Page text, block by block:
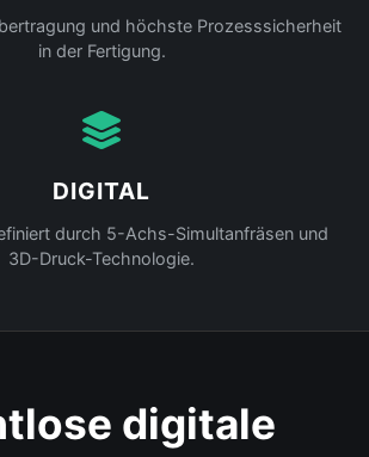
und höchste Prozesssicherheit
in der Fertigung.
DIGITAL
durch 5-Achs-Simultanfräsen und
3D-Druck-Technologie.
digitale